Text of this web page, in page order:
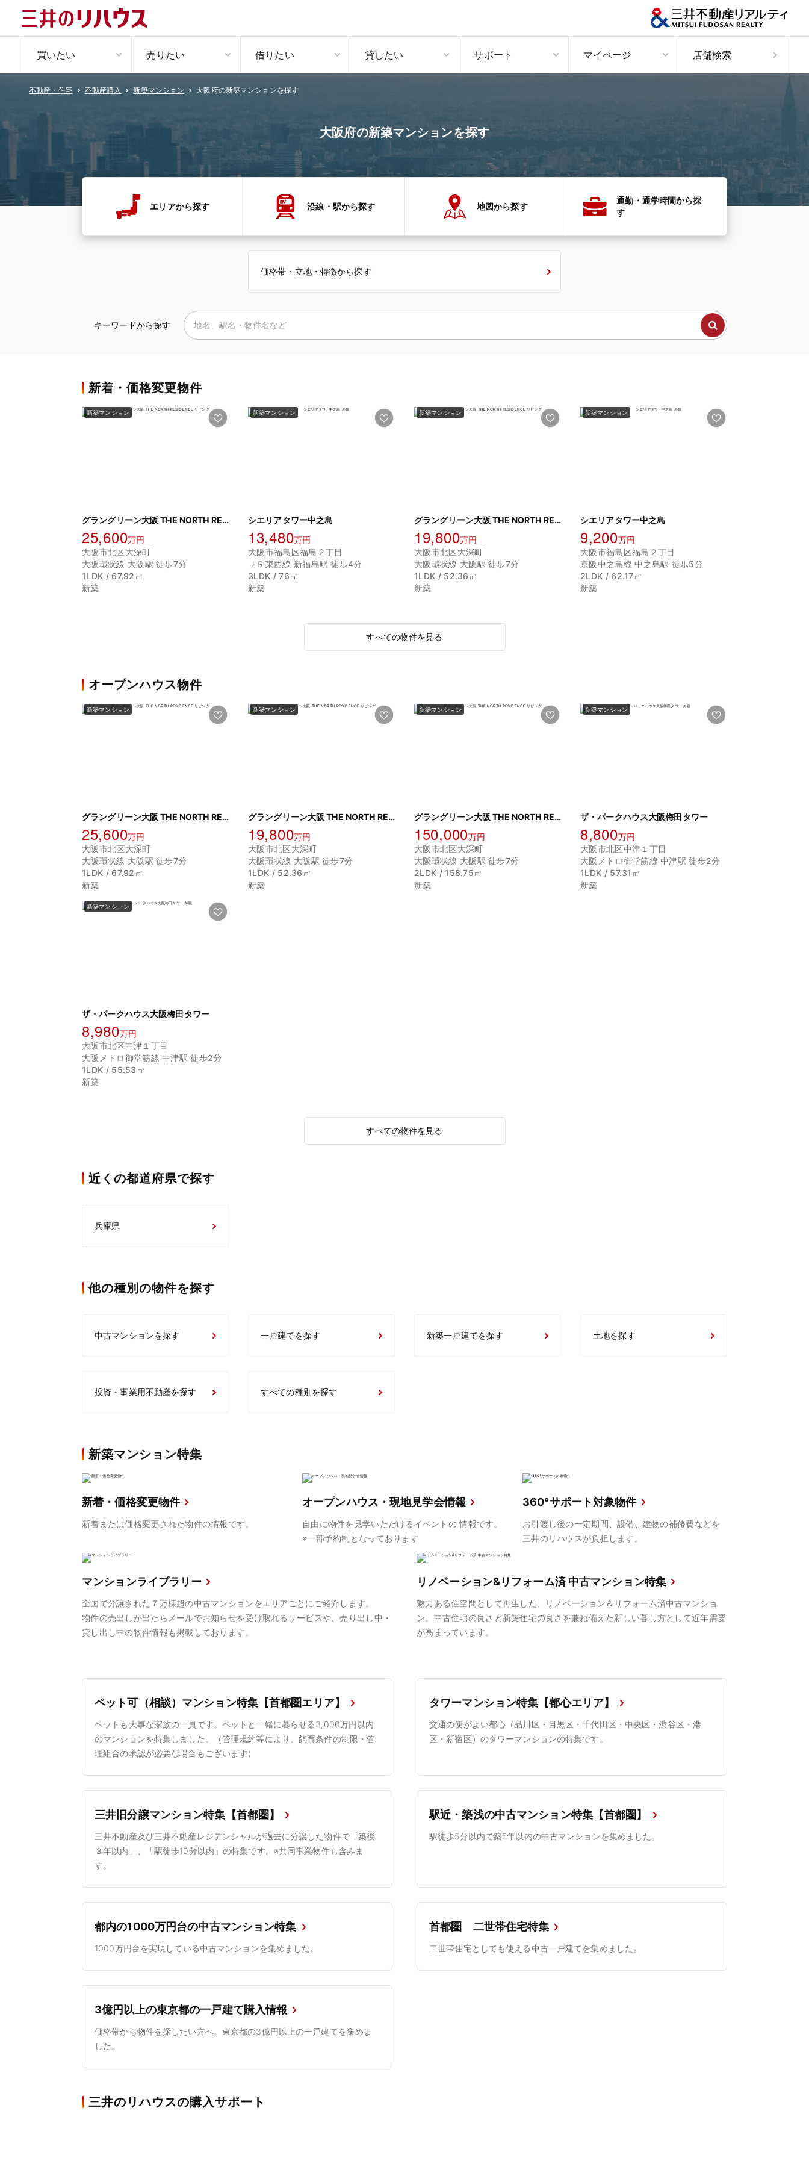
買いたい 売りたい 借りたい 貸したい サポート マイページ 店舗検索
不動産・住宅 不動産購入 新築マンション 大阪府の新築マンションを探す
大阪府の新築マンションを探す
エリアから探す 沿線・駅から探す 地図から探す
通勤・通学時間から探
す
価格帯・立地・特徴から探す
キーワードから探す
新着・価格変更物件
新築マンション
グラングリーン大阪 THE NORTH RESIDENCE
25,600万円
大阪市北区大深町
大阪環状線 大阪駅 徒歩7分
1LDK / 67.92㎡
新築
新築マンション
シエリアタワー中之島
13,480万円
大阪市福島区福島２丁目
ＪＲ東西線 新福島駅 徒歩4分
3LDK / 76㎡
新築
新築マンション
グラングリーン大阪 THE NORTH RESIDENCE
19,800万円
大阪市北区大深町
大阪環状線 大阪駅 徒歩7分
1LDK / 52.36㎡
新築
新築マンション
シエリアタワー中之島
9,200万円
大阪市福島区福島２丁目
京阪中之島線 中之島駅 徒歩5分
2LDK / 62.17㎡
新築
すべての物件を見る
オープンハウス物件
新築マンション
グラングリーン大阪 THE NORTH RESIDENCE
25,600万円
大阪市北区大深町
大阪環状線 大阪駅 徒歩7分
1LDK / 67.92㎡
新築
新築マンション
グラングリーン大阪 THE NORTH RESIDENCE
19,800万円
大阪市北区大深町
大阪環状線 大阪駅 徒歩7分
1LDK / 52.36㎡
新築
新築マンション
グラングリーン大阪 THE NORTH RESIDENCE
150,000万円
大阪市北区大深町
大阪環状線 大阪駅 徒歩7分
2LDK / 158.75㎡
新築
新築マンション
ザ・パークハウス大阪梅田タワー
8,800万円
大阪市北区中津１丁目
大阪メトロ御堂筋線 中津駅 徒歩2分
1LDK / 57.31㎡
新築
新築マンション
ザ・パークハウス大阪梅田タワー
8,980万円
大阪市北区中津１丁目
大阪メトロ御堂筋線 中津駅 徒歩2分
1LDK / 55.53㎡
新築
すべての物件を見る
近くの都道府県で探す
兵庫県
他の種別の物件を探す
中古マンションを探す 一戸建てを探す 新築一戸建てを探す 土地を探す
投資・事業用不動産を探す すべての種別を探す
新築マンション特集
新着・価格変更物件
新着または価格変更された物件の情報です。
オープンハウス・現地見学会情報
自由に物件を見学いただけるイベントの 情報です。
※一部予約制となっております
360°サポート対象物件
お引渡し後の一定期間、設備、建物の補修費などを
三井のリハウスが負担します。
マンションライブラリー
全国で分譲された７万棟超の中古マンションをエリアごとにご紹介します。
物件の売出しが出たらメールでお知らせを受け取れるサービスや、売り出し中・
貸し出し中の物件情報も掲載しております。
リノベーション&リフォーム済 中古マンション特集
魅力ある住空間として再生した、リノベーション＆リフォーム済中古マンショ
ン。中古住宅の良さと新築住宅の良さを兼ね備えた新しい暮し方として近年需要
が高まっています。
ペット可（相談）マンション特集【首都圏エリア】
ペットも大事な家族の一員です。ペットと一緒に暮らせる3,000万円以内
のマンションを特集しました。（管理規約等により、飼育条件の制限・管
理組合の承認が必要な場合もございます）
タワーマンション特集【都心エリア】
交通の便がよい都心（品川区・目黒区・千代田区・中央区・渋谷区・港
区・新宿区）のタワーマンションの特集です。
三井旧分譲マンション特集【首都圏】
三井不動産及び三井不動産レジデンシャルが過去に分譲した物件で「築後
３年以内」、「駅徒歩10分以内」の特集です。※共同事業物件も含みま
す。
駅近・築浅の中古マンション特集【首都圏】
駅徒歩5分以内で築5年以内の中古マンションを集めました。
都内の1000万円台の中古マンション特集
1000万円台を実現している中古マンションを集めました。
首都圏 二世帯住宅特集
二世帯住宅としても使える中古一戸建てを集めました。
3億円以上の東京都の一戸建て購入情報
価格帯から物件を探したい方へ。東京都の3億円以上の一戸建てを集めま
した。
三井のリハウスの購入サポート